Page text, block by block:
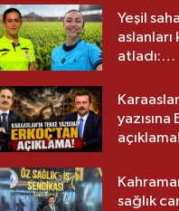
Yeşil
aslanları
atladı:
üst lige
açıklama!
sağlık